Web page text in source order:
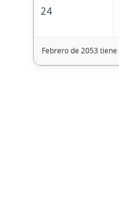
24
Febrero de 2053 tiene